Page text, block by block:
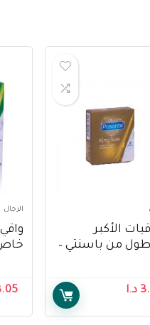
الأكبر
من باسنتي –
د.ا
الرجال
خاص
3’s